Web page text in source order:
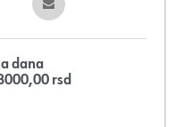
dana
rsd